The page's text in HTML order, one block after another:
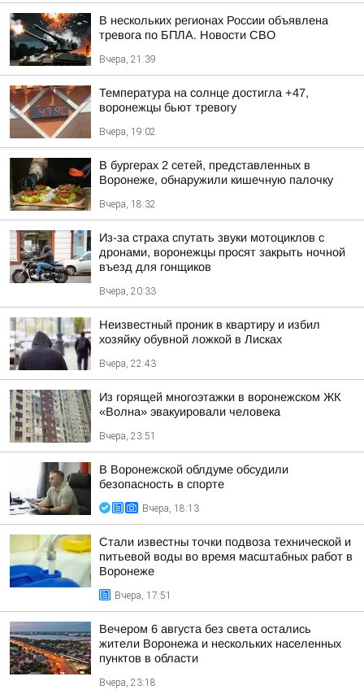
В нескольких регионах России объявлена
тревога по БПЛА. Новости СВО
Вчера, 21:39
Температура на солнце достигла +47,
воронежцы бьют тревогу
Вчера, 19:02
В бургерах 2 сетей, представленных в
Воронеже, обнаружили кишечную палочку
Вчера, 18:32
Из-за страха спутать звуки мотоциклов с
дронами, воронежцы просят закрыть ночной
въезд для гонщиков
Вчера, 20:33
Неизвестный проник в квартиру и избил
хозяйку обувной ложкой в Лисках
Вчера, 22:43
Из горящей многоэтажки в воронежском ЖК
«Волна» эвакуировали человека
Вчера, 23:51
В Воронежской облдуме обсудили
безопасность в спорте
Вчера, 18:13
Стали известны точки подвоза технической и
питьевой воды во время масштабных работ в
Воронеже
Вчера, 17:51
Вечером 6 августа без света остались
жители Воронежа и нескольких населенных
пунктов в области
Вчера, 23:18